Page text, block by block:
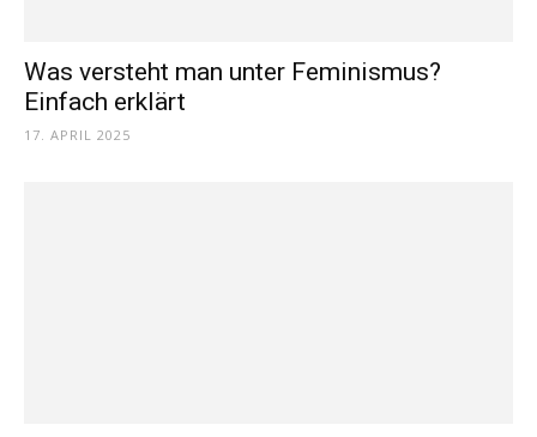
Was versteht man unter Feminismus?
Einfach erklärt
17. APRIL 2025